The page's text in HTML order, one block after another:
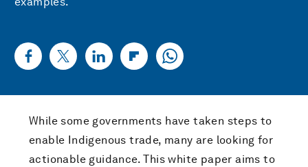
While some governments have taken steps to
enable Indigenous trade, many are looking for
actionable guidance. This white paper aims to